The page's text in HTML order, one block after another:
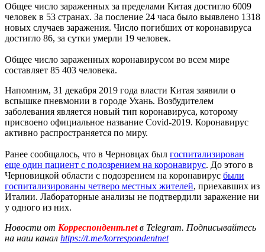
Общее число зараженных за пределами Китая достигло 6009
человек в 53 странах. За посление 24 часа было выявлено 1318
новых случаев заражения. Число погибших от коронавируса
достигло 86, за сутки умерли 19 человек.
Общее число зараженных коронавирусом во всем мире
составляет 85 403 человека.
Напомним, 31 декабря 2019 года власти Китая заявили о
вспышке пневмонии в городе Ухань. Возбудителем
заболевания является новый тип коронавируса, которому
присвоено официальное название Covid-2019. Коронавирус
активно распространяется по миру.
Ранее сообщалось, что в Черновцах был госпитализирован
еще один пациент с подозрением на коронавирус. До этого в
Черновицкой области с подозрением на коронавирус были
госпитализированы четверо местных жителей, приехавших из
Италии. Лабораторные анализы не подтвердили заражение ни
у одного из них.
Новости от Корреспондент.netв Telegram. Подписывайтесь
на наш канал https://t.me/korrespondentnet